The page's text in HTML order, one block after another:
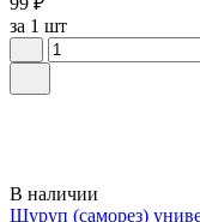
за 1 шт
В наличии
Шуруп (саморез)